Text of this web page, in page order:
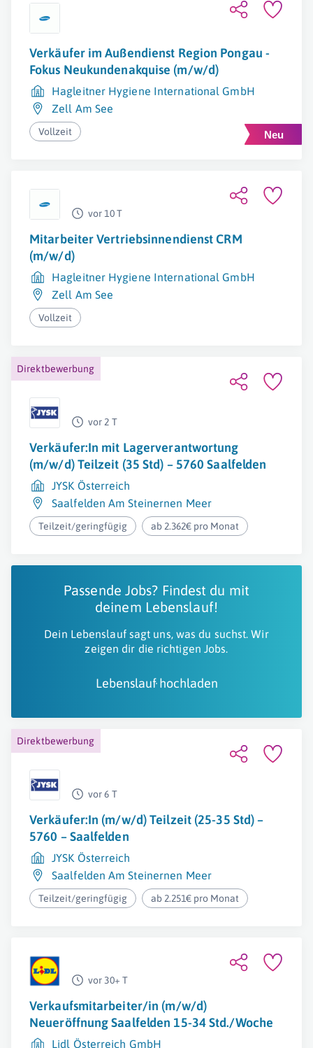
Verkäufer im Außendienst Region Pongau -
Fokus Neukundenakquise (m/w/d)
Hagleitner Hygiene International GmbH
Zell Am See
Vollzeit
vor 10 T
Mitarbeiter Vertriebsinnendienst CRM
(m/w/d)
Hagleitner Hygiene International GmbH
Zell Am See
Vollzeit
Direktbewerbung
vor 2 T
Verkäufer:In mit Lagerverantwortung
(m/w/d) Teilzeit (35 Std) – 5760 Saalfelden
JYSK Österreich
Saalfelden Am Steinernen Meer
Teilzeit/geringfügig ab 2.362€ pro Monat
Passende Jobs? Findest du mit
deinem Lebenslauf!
Dein Lebenslauf sagt uns, was du suchst. Wir
zeigen dir die richtigen Jobs.
Lebenslauf hochladen
Direktbewerbung
vor 6 T
Verkäufer:In (m/w/d) Teilzeit (25-35 Std) –
5760 – Saalfelden
JYSK Österreich
Saalfelden Am Steinernen Meer
Teilzeit/geringfügig ab 2.251€ pro Monat
vor 30+ T
Verkaufsmitarbeiter/in (m/w/d)
Neueröffnung Saalfelden 15-34 Std./Woche
Lidl Österreich GmbH